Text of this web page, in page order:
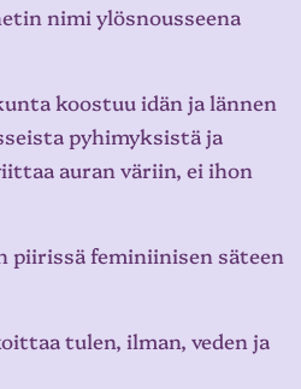
nimi ylösnousseena
koostuu idän ja lännen
pyhimyksistä ja
auran väriin, ei ihon
piirissä feminiinisen säteen
tulen, ilman, veden ja